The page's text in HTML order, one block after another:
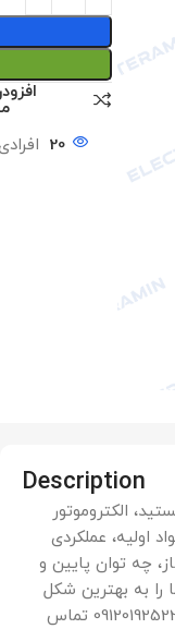
20
Description
الکتروموتور
اولیه، عملکردی
چه توان پایین و
را به بهترین شکل
پوشش دهند. همین حالا با کارشناسان بازرگانی الکترامین با شماره های 09138808070 / 09120192522 تماس